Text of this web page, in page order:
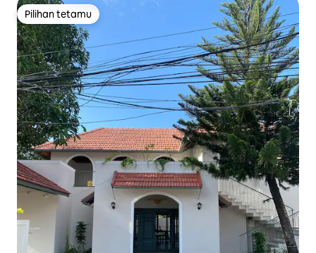
Pilihan tetamu
Pilihan tetamu